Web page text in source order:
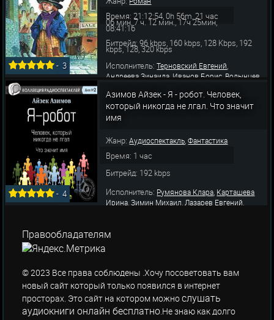
-3
Время: 21:12:54, 0h 56m, 21 час
06 мин, 7 ч. 12 мин., 17ч 25мин,
08:41:16
Битрейд: 96 kbps, 160 kbps, 128 Kbps, 192
kbps, 128, 320 kbps
Исполнитель:Терновский Евгений,
Андреева Зинаида Иванов Борис Волынцев
Очеретянский Алекс, Ларионов Всеволод
Караченцов Николай,Карташева Ирина,
Весник Евгений
Федоров Евген
-4
Азимов Айзек - Я - робот. Человек,
который никогда не лгал. Что значит
имя
Жанр:Аудиоспектакль,Фантастика
Время: 1 час
Битрейд: 192 kbps
Исполнитель: Румянова Клара, Карташева
Ирина,Зимин Михаил,Лазарев Евгений,
Весник Евгений
Правообладателям
© 2023 Все права соблюдены .Хочу посоветовать вам
новый сайт который только появился в интернет
просторах. Это сайт на котором можнослушать
аудиокниги онлайн бесплатно.Не знаю как долго